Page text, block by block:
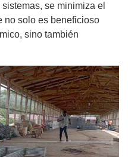
se minimiza el
no solo es beneficioso
sino también